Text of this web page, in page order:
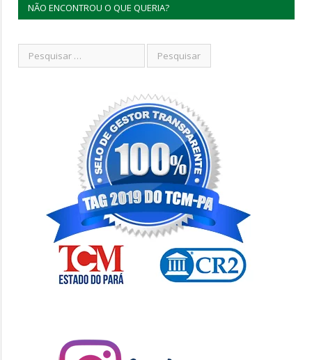
NÃO ENCONTROU O QUE QUERIA?